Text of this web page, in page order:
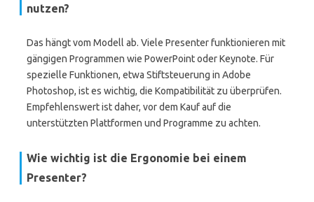
nutzen?
Das hängt vom Modell ab. Viele Presenter funktionieren mit
gängigen Programmen wie PowerPoint oder Keynote. Für
spezielle Funktionen, etwa Stiftsteuerung in Adobe
Photoshop, ist es wichtig, die Kompatibilität zu überprüfen.
Empfehlenswert ist daher, vor dem Kauf auf die
unterstützten Plattformen und Programme zu achten.
Wie wichtig ist die Ergonomie bei einem
Presenter?